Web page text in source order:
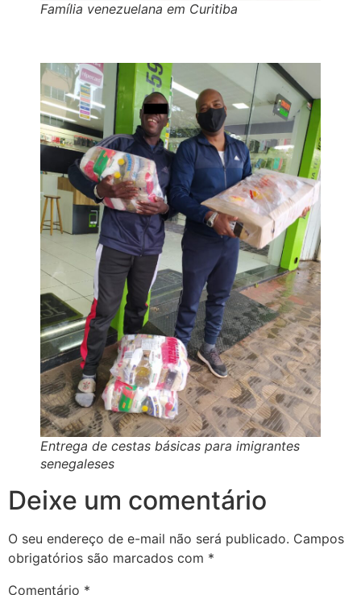
Família venezuelana em Curitiba
Entrega de cestas básicas para imigrantes
senegaleses
Deixe um comentário
O seu endereço de e-mail não será publicado. Campos
obrigatórios são marcados com *
Comentário *